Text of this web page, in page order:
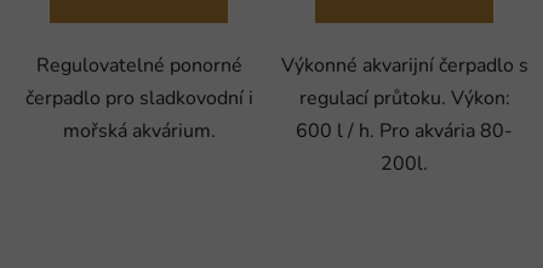
Regulovatelné ponorné
čerpadlo pro sladkovodní i
mořská akvárium.
Výkonné akvarijní čerpadlo s
regulací průtoku. Výkon:
600 l / h. Pro akvária 80-
200l.